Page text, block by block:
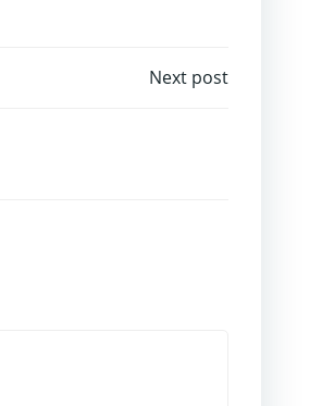
Next post